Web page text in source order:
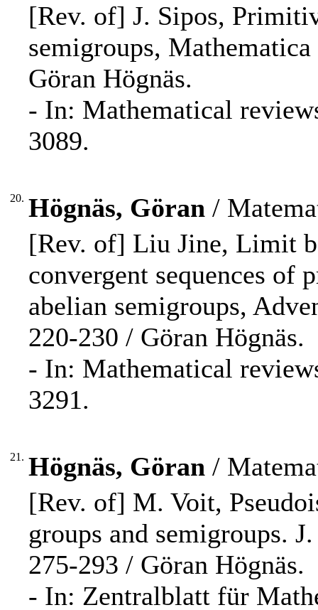
[Rev. of] J. Sipos,
semigroups,
Göran Högnäs.
- In: Mathematical
3089.
20. Högnäs, Göran /
[Rev. of] Liu Jine, Limit
convergent sequences of
abelian semigroups,
220-230 / Göran Högnäs.
- In: Mathematical
3291.
21. Högnäs, Göran /
[Rev. of] M. Voit,
groups and semigroups.
275-293 / Göran Högnäs.
- In: Zentralblatt für